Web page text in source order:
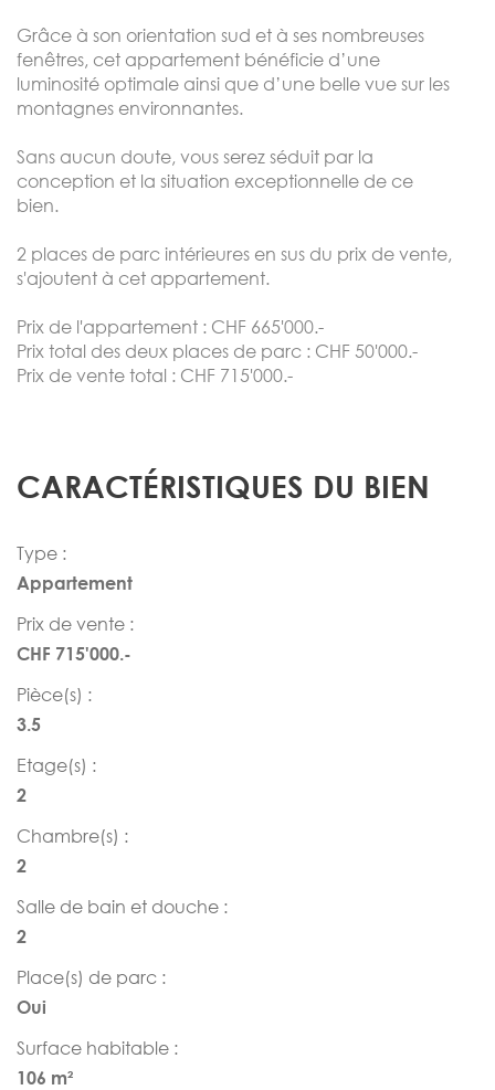
Grâce à son orientation sud et à ses nombreuses
fenêtres, cet appartement bénéficie d’une
luminosité optimale ainsi que d’une belle vue sur les
montagnes environnantes.
Sans aucun doute, vous serez séduit par la
conception et la situation exceptionnelle de ce
bien.
2 places de parc intérieures en sus du prix de vente,
s'ajoutent à cet appartement.
Prix de l'appartement : CHF 665'000.-
Prix total des deux places de parc : CHF 50'000.-
Prix de vente total : CHF 715'000.-
CARACTÉRISTIQUES DU BIEN
Type :
Appartement
Prix de vente :
CHF 715'000.-
Pièce(s) :
3.5
Etage(s) :
2
Chambre(s) :
2
Salle de bain et douche :
2
Place(s) de parc :
Oui
Surface habitable :
106 m²